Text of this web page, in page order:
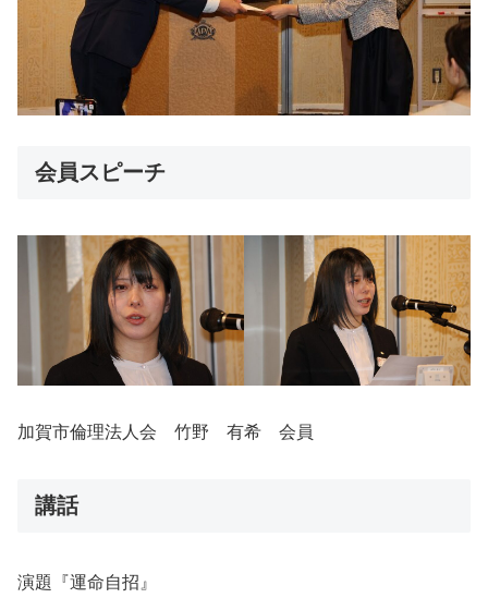
会員スピーチ
加賀市倫理法人会 竹野 有希 会員
講話
演題『運命自招』